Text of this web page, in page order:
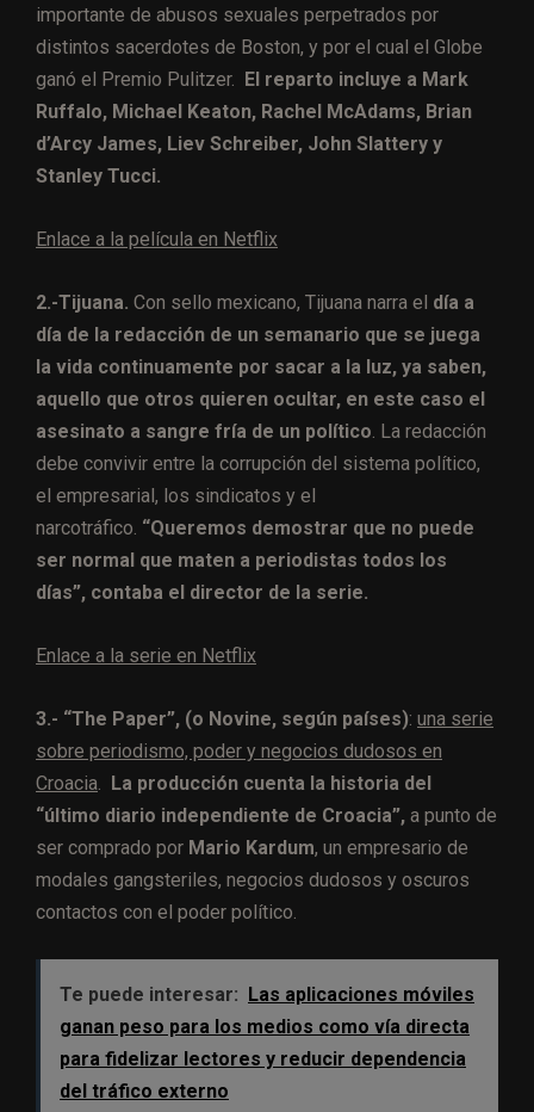
importante de abusos sexuales perpetrados por
distintos sacerdotes de Boston, y por el cual el Globe
ganó el Premio Pulitzer.
El reparto incluye a Mark
Ruffalo, Michael Keaton, Rachel McAdams, Brian
d’Arcy James, Liev Schreiber, John Slattery y
Stanley Tucci.
Enlace a la película en Netflix
2.-Tijuana. Con sello mexicano, Tijuana narra el día a
día de la redacción de un semanario que se juega
la vida continuamente por sacar a la luz, ya saben,
aquello que otros quieren ocultar, en este caso el
asesinato a sangre fría de un político. La redacción
debe convivir entre la corrupción del sistema político,
el empresarial, los sindicatos y el
narcotráfico. “Queremos demostrar que no puede
ser normal que maten a periodistas todos los
días”, contaba el director de la serie.
Enlace a la serie en Netflix
3.- “The Paper”, (o Novine, según países): una serie
sobre periodismo, poder y negocios dudosos en
Croacia.
La producción cuenta la historia del
“último diario independiente de Croacia”, a punto de
ser comprado por Mario Kardum, un empresario de
modales gangsteriles, negocios dudosos y oscuros
contactos con el poder político.
Te puede interesar:
Las aplicaciones móviles
ganan peso para los medios como vía directa
para fidelizar lectores y reducir dependencia
del tráfico externo